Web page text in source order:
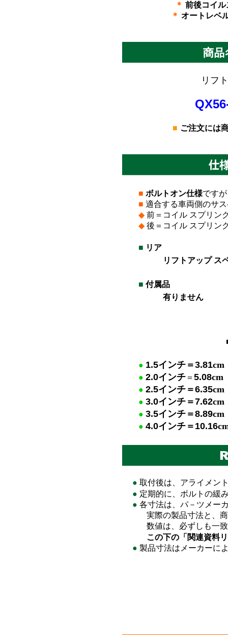
＊ 前後コイ
＊ オートレベ
リフ
■ ご注文には
■ ボルトオン仕様です
■ 適合する車両側のサ
◆ 前＝コイル スプリン
◆ 後＝コイル スプリン
■ リア
リフトアップ ス
■ 付属品
有りません
● 1.5インチ＝3.81cm
● 2.0インチ ＝ 5.08cm
● 2.5インチ＝6.35cm
● 3.0イ ンチ＝7.62cm
● 3.5イ ンチ＝8.89cm
● 4.0イ ンチ＝ 10.16
● 取付後は、アライメン
● 定期的に、ボルトの緩
● 各寸法は、パ－ツメー
実際の製品寸法と、商
数値は、必ずしも一致
この下の「関連資料
● 製品寸法はメーカーに